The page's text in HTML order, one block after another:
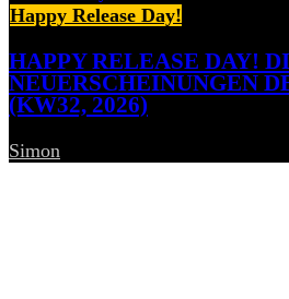
Happy Release Day!
HAPPY RELEASE DAY!
NEUERSCHEINUNGEN
(KW32, 2026)
Simon